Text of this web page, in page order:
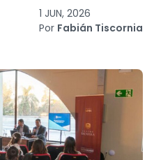
1 JUN, 2026
Por Fabián Tiscornia